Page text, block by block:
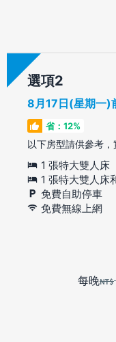
選項
8月17日(星期一)
省：12%
以下房型請供參考
1 張特大雙人床
1 張特大雙人床
免費自助停車
免費無線上網
每晚